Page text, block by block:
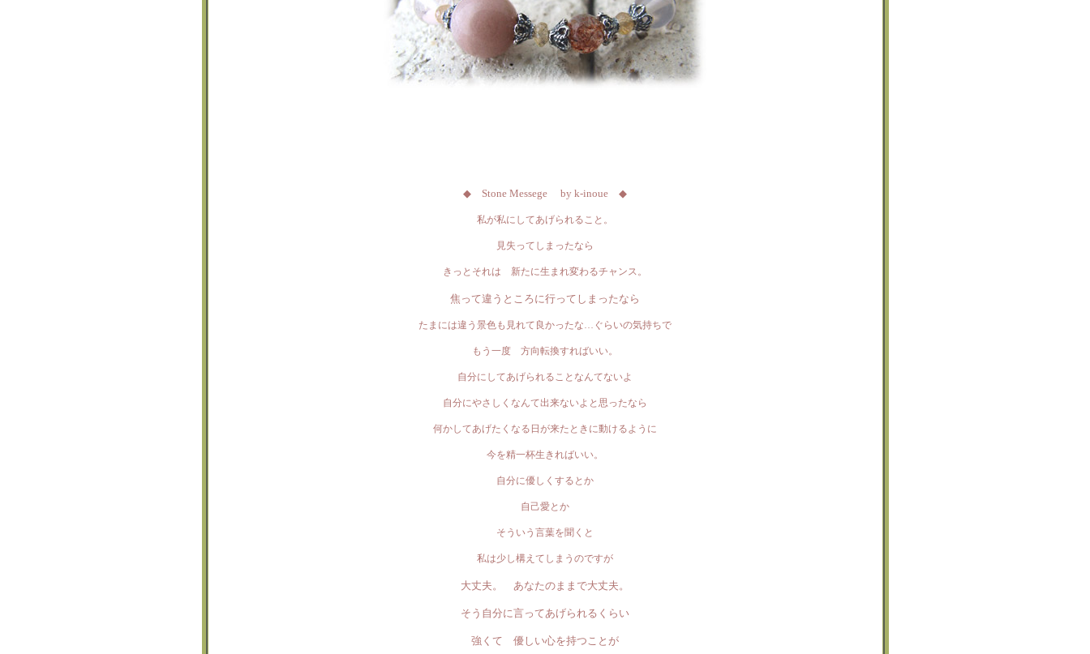
◆ Stone Messege by k-inoue ◆
私が私にしてあげられること。
見失ってしまったなら
きっとそれは 新たに生まれ変わるチャンス。
焦って違うところに行ってしまったなら
たまには違う景色も見れて良かったな…ぐらいの気持ちで
もう一度 方向転換すればいい。
自分にしてあげられることなんてないよ
自分にやさしくなんて出来ないよと思ったなら
何かしてあげたくなる日が来たときに動けるように
今を精一杯生きればいい。
自分に優しくするとか
自己愛とか
そういう言葉を聞くと
私は少し構えてしまうのですが
大丈夫。 あなたのままで大丈夫。
そう自分に言ってあげられるくらい
強くて 優しい心を持つことが